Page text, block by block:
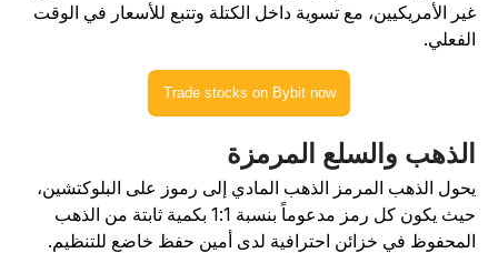
الأمريكيين، مع تسوية داخل الكتلة وتتبع للأسعار في الوقت
Trade stocks on Bybit now
والسلع المرمزة
الذهب المرمز الذهب المادي إلى رموز على البلوكتشين،
حيث يكون كل رمز مدعوماً بنسبة 1:1 بكمية ثابتة من الذهب
في خزائن احترافية لدى أمين حفظ خاضع للتنظيم.